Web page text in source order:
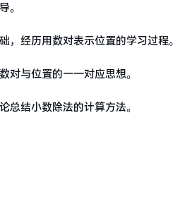
。
，经历用数对表示位置的学习过程。
对与位置的一一对应思想。
总结小数除法的计算方法。